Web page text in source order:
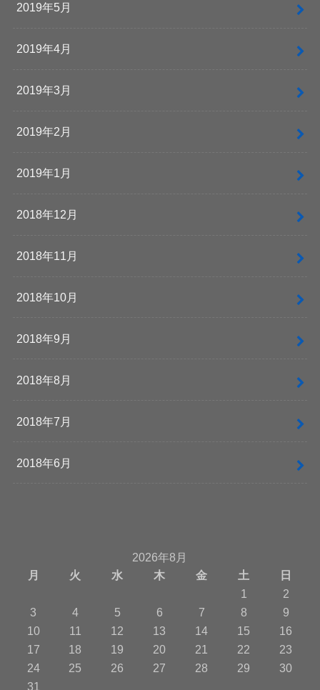
2019年5月
2019年4月
2019年3月
2019年2月
2019年1月
2018年12月
2018年11月
2018年10月
2018年9月
2018年8月
2018年7月
2018年6月
2026年8月
月
火 水 木 金 土
日
1
2
3
4 5 6 7 8
9
10
11 12 13 14 15
16
17
18 19 20 21 22
23
24
25 26 27 28 29
30
31